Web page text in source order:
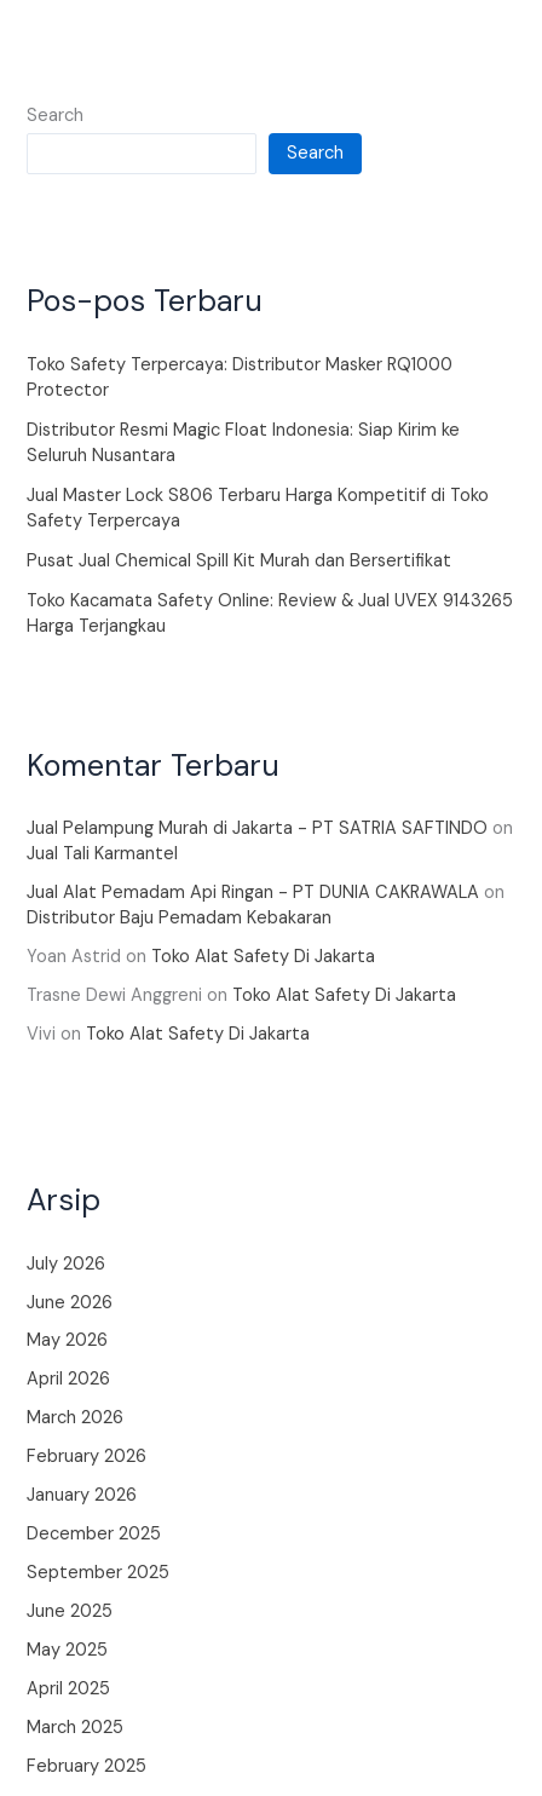
Search
Search
Pos-pos Terbaru
Toko Safety Terpercaya: Distributor Masker RQ1000
Protector
Distributor Resmi Magic Float Indonesia: Siap Kirim ke
Seluruh Nusantara
Jual Master Lock S806 Terbaru Harga Kompetitif di Toko
Safety Terpercaya
Pusat Jual Chemical Spill Kit Murah dan Bersertifikat
Toko Kacamata Safety Online: Review & Jual UVEX 9143265
Harga Terjangkau
Komentar Terbaru
Jual Pelampung Murah di Jakarta - PT SATRIA SAFTINDO on
Jual Tali Karmantel
Jual Alat Pemadam Api Ringan - PT DUNIA CAKRAWALA on
Distributor Baju Pemadam Kebakaran
Yoan Astrid on Toko Alat Safety Di Jakarta
Trasne Dewi Anggreni on Toko Alat Safety Di Jakarta
Vivi on Toko Alat Safety Di Jakarta
Arsip
July 2026
June 2026
May 2026
April 2026
March 2026
February 2026
January 2026
December 2025
September 2025
June 2025
May 2025
April 2025
March 2025
February 2025